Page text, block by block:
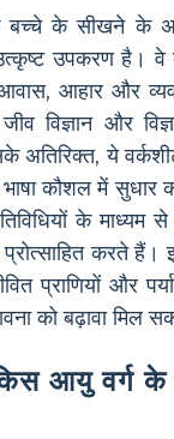
बच्चे के सीखने के
उपकरण है। वे
आहार और
विज्ञान और
अतिरिक्त, ये
कौशल में
के माध्यम
करते
प्राणियों और
को बढ़ावा मिल
आयु वर्ग